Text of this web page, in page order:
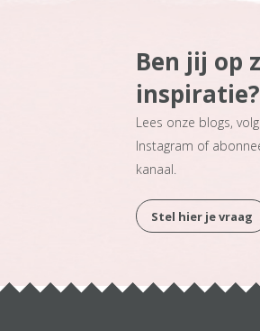
Ben jij op
inspiratie?
Lees onze blogs,
Instagram of
kanaal.
Stel hier je vraag